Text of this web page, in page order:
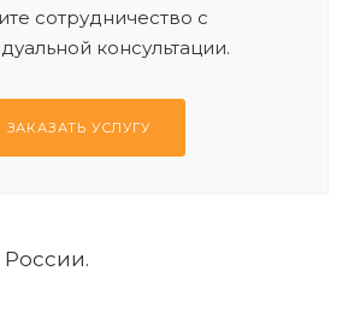
сотрудничество с
консультации.
ЗАКАЗАТЬ УСЛУГУ